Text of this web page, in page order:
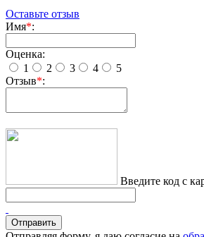
Оставьте отзыв
Имя*:
Оценка:
1
2 3 4
5
Отзыв*:
Введите код с